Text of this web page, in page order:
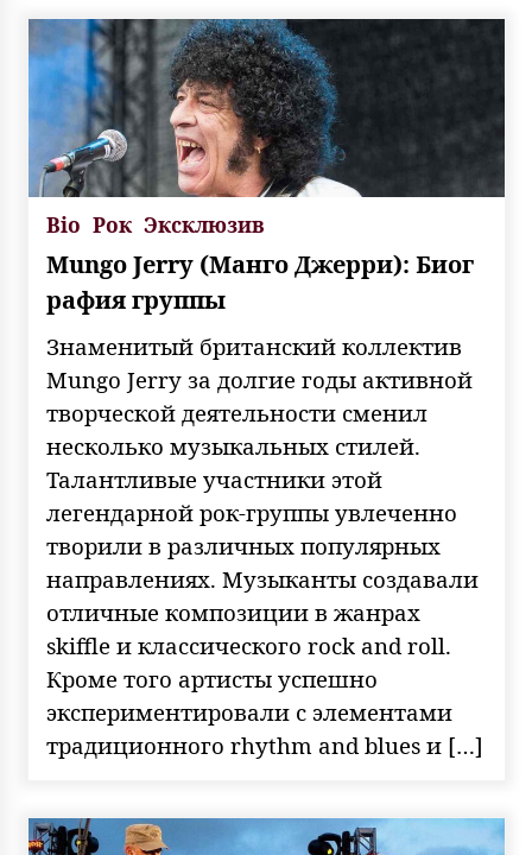
Bio Рок Эксклюзив
Mungo Jerry (Манго Джерри): Биог
рафия группы
Знаменитый британский коллектив
Mungo Jerry за долгие годы активной
творческой деятельности сменил
несколько музыкальных стилей.
Талантливые участники этой
легендарной рок-группы увлеченно
творили в различных популярных
направлениях. Музыканты создавали
отличные композиции в жанрах
skiffle и классического rock and roll.
Кроме того артисты успешно
экспериментировали с элементами
традиционного rhythm and blues и […]